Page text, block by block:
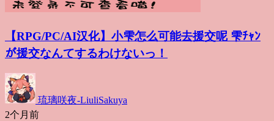
【RPG/PC/AI汉化】小雫怎么可能去援交呢 雫ﾁｬﾝ
が援交なんてするわけないっ！
琉璃咲夜-LiuliSakuya
2个月前